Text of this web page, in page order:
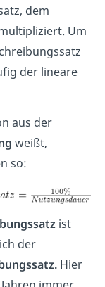
dem
Um
der lineare
aus der
weißt,
so:
ist
der
Hier